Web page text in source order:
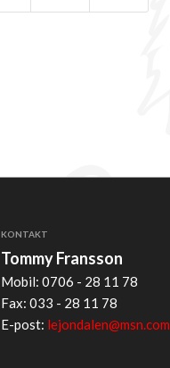
KONTAKT
Tommy Fransson
Mobil: 0706 - 28 11 78
Fax: 033 - 28 11 78
E-post: lejondalen@msn.com